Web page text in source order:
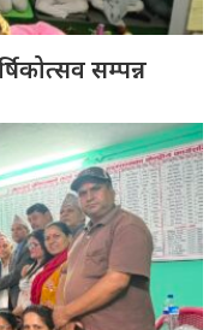
सम्पन्न